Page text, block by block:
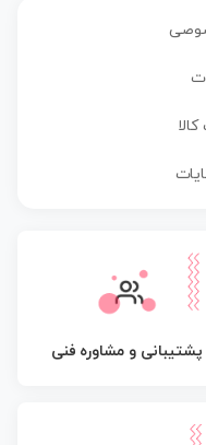
پشتیبانی و مشاوره فنی